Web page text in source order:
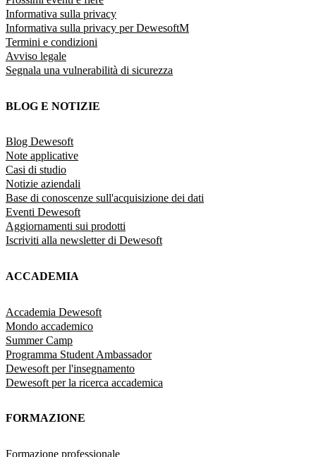
Informativa sulla privacy
Informativa sulla privacy per DewesoftM
Termini e condizioni
Avviso legale
Segnala una vulnerabilità di sicurezza
BLOG E NOTIZIE
Blog Dewesoft
Note applicative
Casi di studio
Notizie aziendali
Base di conoscenze sull'acquisizione dei dati
Eventi Dewesoft
Aggiornamenti sui prodotti
Iscriviti alla newsletter di Dewesoft
ACCADEMIA
Accademia Dewesoft
Mondo accademico
Summer Camp
Programma Student Ambassador
Dewesoft per l'insegnamento
Dewesoft per la ricerca accademica
FORMAZIONE
Formazione professionale